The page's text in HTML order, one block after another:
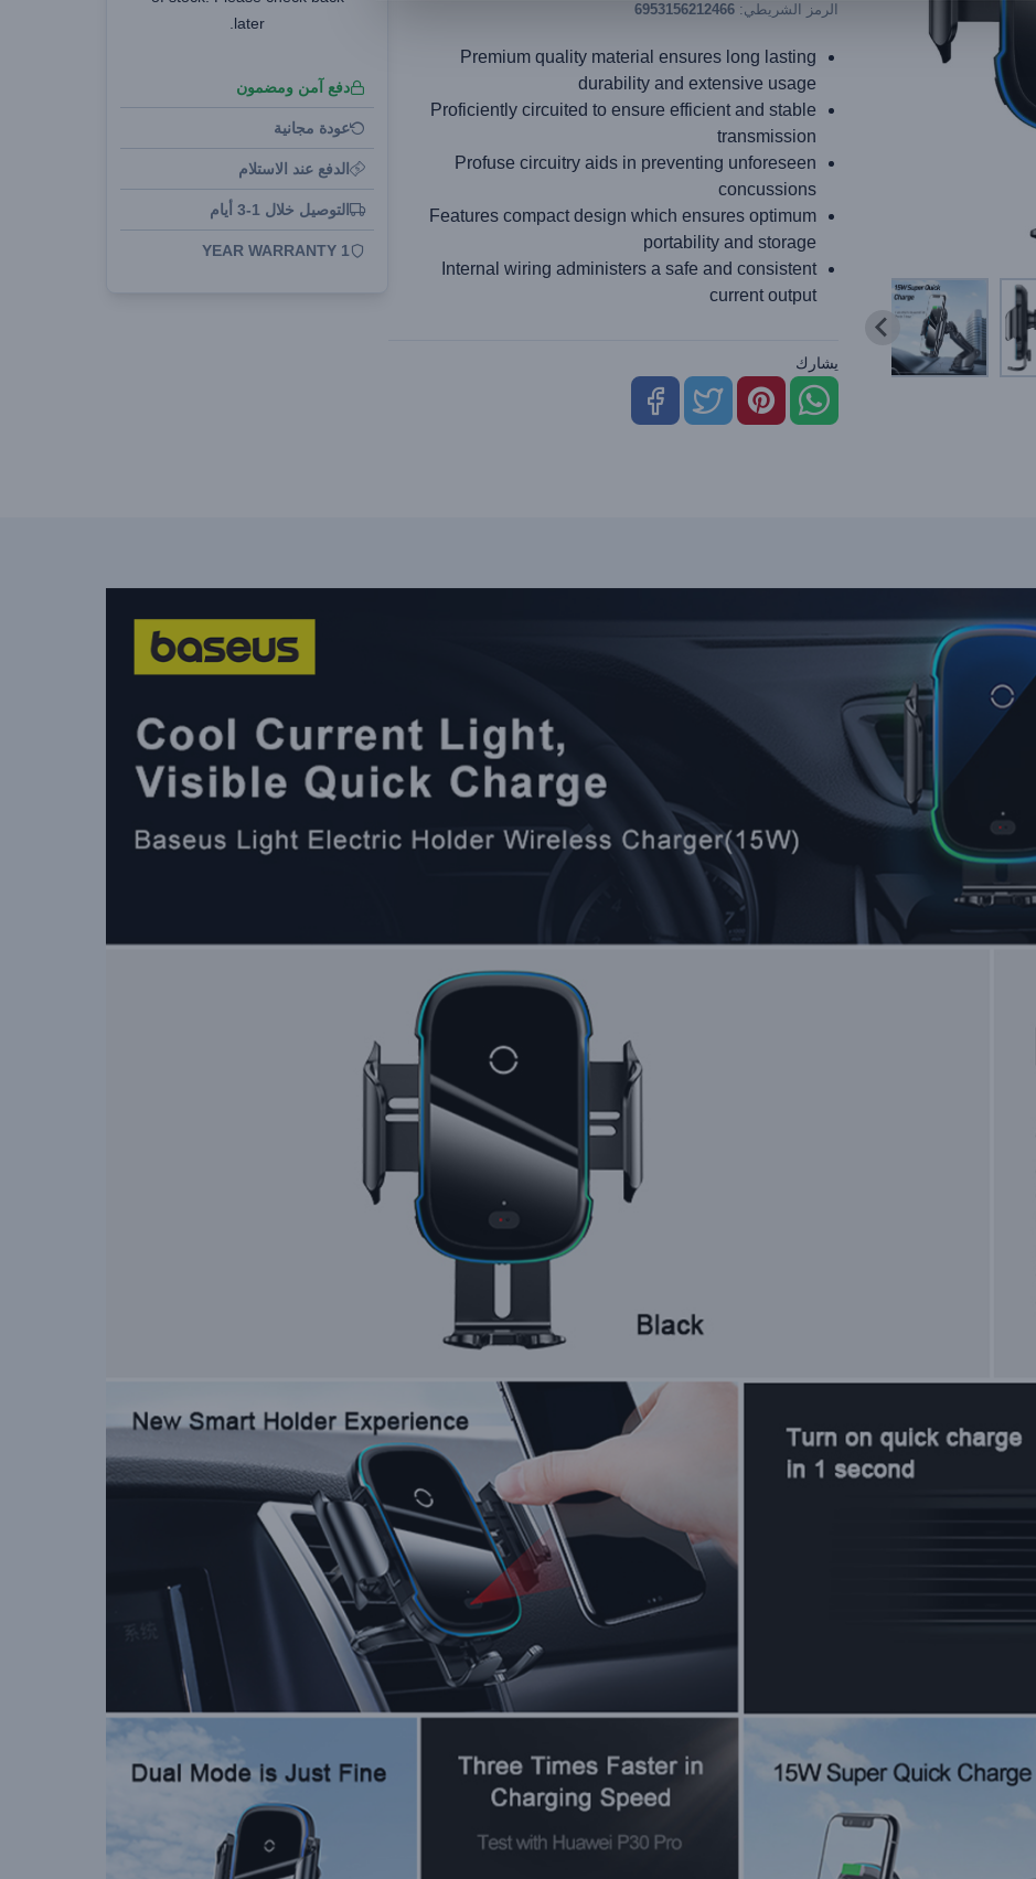
الرمز الشريطي: 6953156212466
Premium quality material ensures long lasting
durability and extensive usage
Proficiently circuited to ensure efficient and stable
transmission
Profuse circuitry aids in preventing unforeseen
concussions
Features compact design which ensures optimum
portability and storage
Internal wiring administers a safe and consistent
current output
يشارك
later.
دفع آمن ومضمون
عودة مجانية
الدفع عند الاستلام
التوصيل خلال 1-3 أيام
1 YEAR WARRANTY